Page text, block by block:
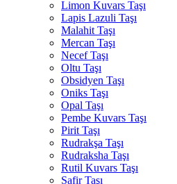
Limon Kuvars Taşı
Lapis Lazuli Taşı
Malahit Taşı
Mercan Taşı
Necef Taşı
Oltu Taşı
Obsidyen Taşı
Oniks Taşı
Opal Taşı
Pembe Kuvars Taşı
Pirit Taşı
Rudrakşa Taşı
Rudraksha Taşı
Rutil Kuvars Taşı
Safir Taşı